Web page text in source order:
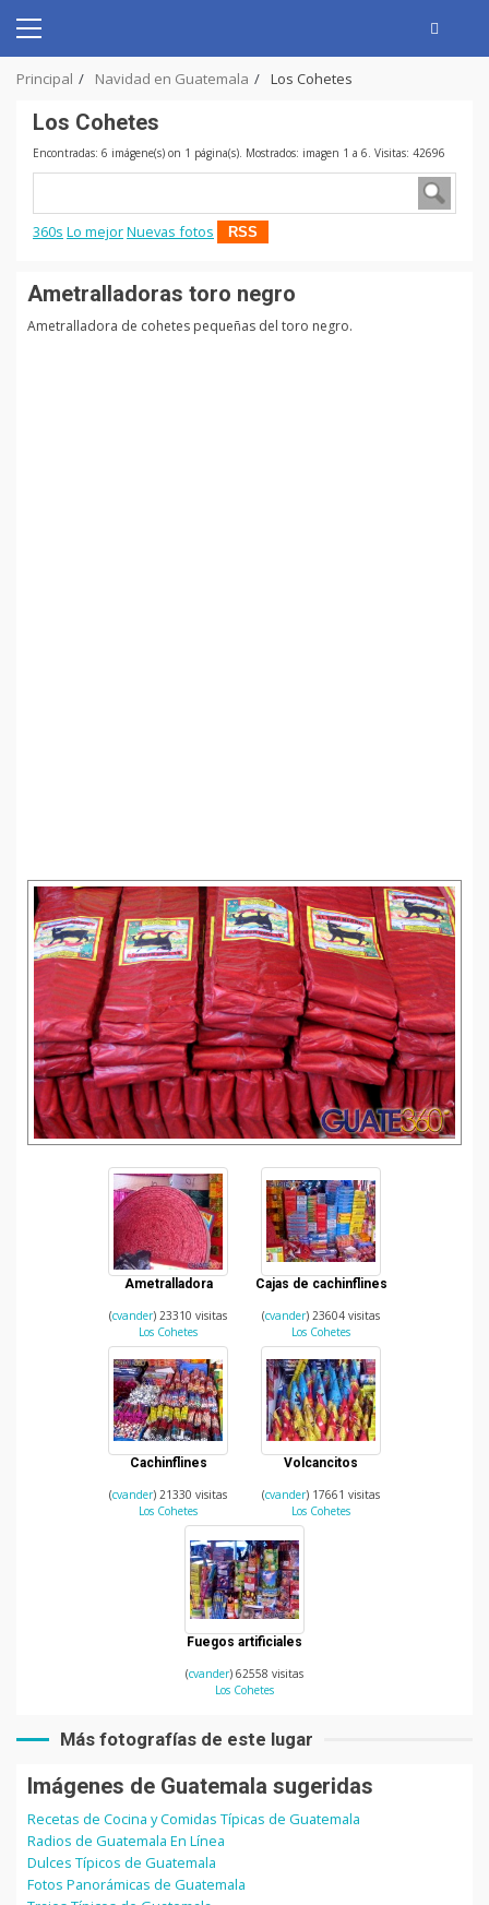
content
Primary
Principal Navidad en Guatemala Los Cohetes
Los Cohetes
Encontradas: 6 imágene(s) on 1 página(s). Mostrados: imagen 1 a 6. Visitas: 42696
360s Lo mejorNuevas fotos RSS
Ametralladoras toro negro
Ametralladora de cohetes pequeñas del toro negro.
Ametralladora
(cvander) 23310 visitas
Los Cohetes
Cajas de cachinflines
(cvander) 23604 visitas
Los Cohetes
Cachinflines
(cvander) 21330 visitas
Los Cohetes
Volcancitos
(cvander) 17661 visitas
Los Cohetes
Fuegos artificiales
(cvander) 62558 visitas
Los Cohetes
Más fotografías de este lugar
Imágenes de Guatemala sugeridas
Recetas de Cocina y Comidas Típicas de Guatemala
Radios de Guatemala En Línea
Dulces Típicos de Guatemala
Fotos Panorámicas de Guatemala